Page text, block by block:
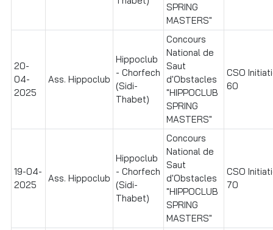
SPRING
MASTERS"
20-
04-
2025
Ass. Hippoclub
Hippoclub
- Chorfech
(Sidi-
Thabet)
Concours
National de
Saut
d'Obstacles
"HIPPOCLUB
SPRING
MASTERS"
CSO
60
19-04-
2025
Ass. Hippoclub
Hippoclub
- Chorfech
(Sidi-
Thabet)
Concours
National de
Saut
d'Obstacles
"HIPPOCLUB
SPRING
MASTERS"
CSO
70